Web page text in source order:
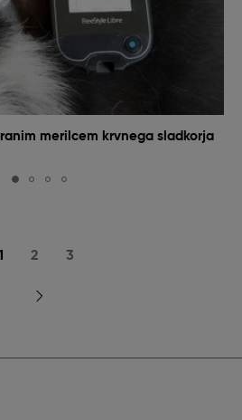
merilcem krvnega sladkorja
Page
2 Page
3
page